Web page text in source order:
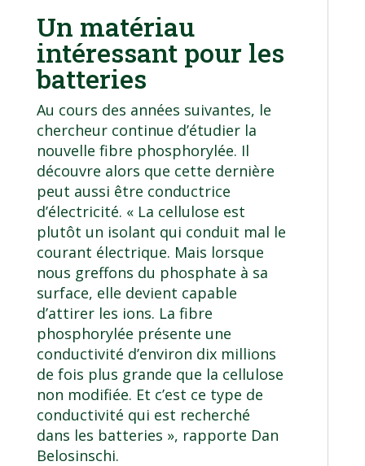
Un matériau
intéressant pour les
batteries
Au cours des années suivantes, le
chercheur continue d’étudier la
nouvelle fibre phosphorylée. Il
découvre alors que cette dernière
peut aussi être conductrice
d’électricité. « La cellulose est
plutôt un isolant qui conduit mal le
courant électrique. Mais lorsque
nous greffons du phosphate à sa
surface, elle devient capable
d’attirer les ions. La fibre
phosphorylée présente une
conductivité d’environ dix millions
de fois plus grande que la cellulose
non modifiée. Et c’est ce type de
conductivité qui est recherché
dans les batteries », rapporte Dan
Belosinschi.